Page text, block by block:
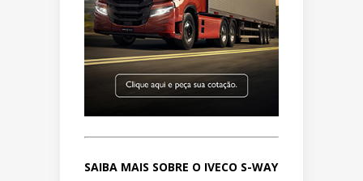
SAIBA MAIS SOBRE O IVECO S-WAY